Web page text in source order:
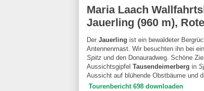
Maria Laach
Jauerling (960 m),
Der Jauerling ist ein bewaldeter
Antennenmast. Wir besuchten ihn bei
Spitz und den Donauradweg. Schöne
Aussichtsgipfel Tausendeimerberg in
Aussicht auf blühende Obstbäume und
Tourenbericht 698 downloaden